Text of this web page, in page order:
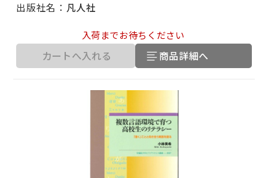
出版社名： 凡人社
入荷までお待ちください
カートへ入れる 商品詳細へ